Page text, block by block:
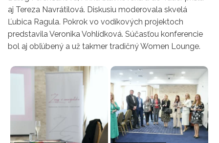
aj Tereza Navrátilová. Diskusiu moderovala skvelá
Ľubica Ragula. Pokrok vo vodíkových projektoch
predstavila Veronika Vohlídková. Súčasťou konferencie
bol aj obľúbený a už takmer tradičný Women Lounge.